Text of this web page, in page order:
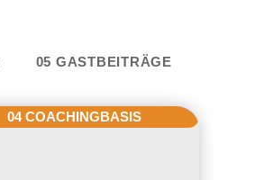
05 GASTBEITRÄGE
04 COACHINGBASIS